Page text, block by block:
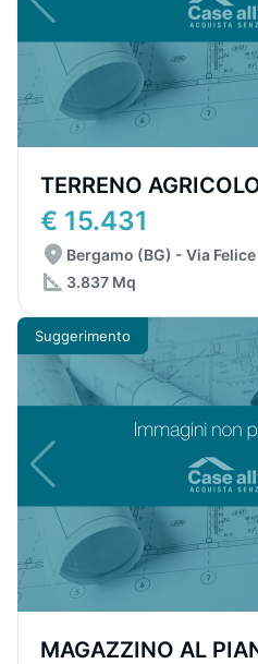
TERRENO
€ 15.431
Bergamo (BG) - Via
3.837 Mq
Suggerimento
MAGAZZINO AL